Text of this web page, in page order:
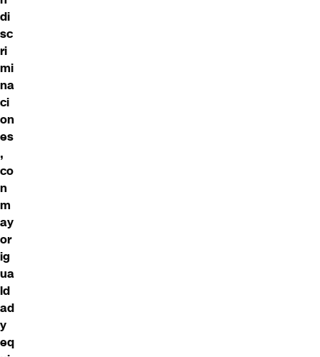
di
sc
ri
mi
na
ci
on
es
,
co
n
m
ay
or
ig
ua
ld
ad
y
eq